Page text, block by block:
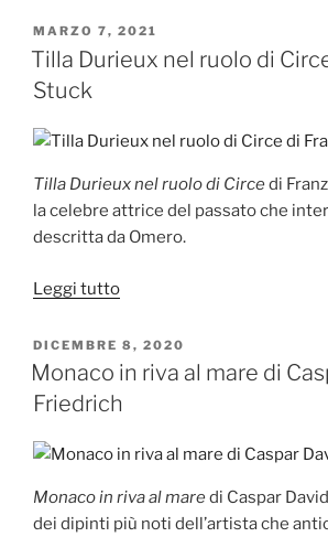
sul
mare
Schinkel”
PUBBLICATO
IL
MARZO 7, 2021
Tilla Durieux nel ruolo di
Stuck
Tilla Durieux nel ruolo di Circedi
la celebre attrice del passato che
descritta da Omero.
Leggi tutto“Tilla
nel
ruolo
di
von
Stuck”
PUBBLICATO
IL
DICEMBRE 8, 2020
Monaco in riva al mare di
Friedrich
Monaco in riva al maredi Caspar
dei dipinti più noti dell’artista che